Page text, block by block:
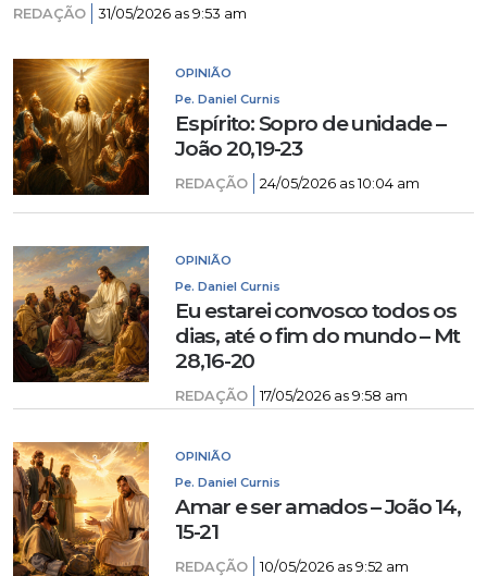
REDAÇÃO 31/05/2026 as 9:53 am
OPINIÃO
Pe. Daniel Curnis
Espírito: Sopro de unidade –
João 20,19-23
REDAÇÃO 24/05/2026 as 10:04 am
OPINIÃO
Pe. Daniel Curnis
Eu estarei convosco todos os
dias, até o fim do mundo – Mt
28,16-20
REDAÇÃO 17/05/2026 as 9:58 am
OPINIÃO
Pe. Daniel Curnis
Amar e ser amados – João 14,
15-21
REDAÇÃO 10/05/2026 as 9:52 am